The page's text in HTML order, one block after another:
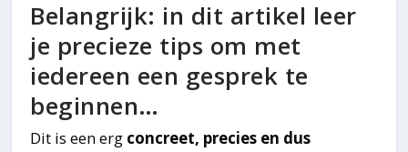
Belangrijk: in dit artikel leer
je precieze tips om met
iedereen een gesprek te
beginnen…
Dit is een erg concreet, precies en dus